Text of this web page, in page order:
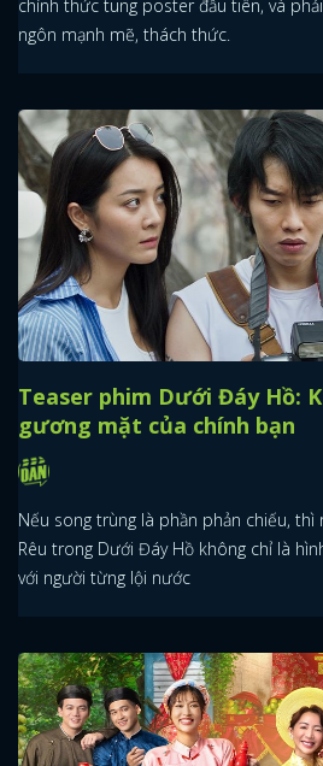
chính thức tung poster đầu tiên, và
ngôn mạnh mẽ, thách thức.
Teaser phim Dưới Đáy Hồ:
gương mặt của chính bạn
Nếu song trùng là phần phản chiếu,
Rêu trong Dưới Đáy Hồ không chỉ là
với người từng lội nước